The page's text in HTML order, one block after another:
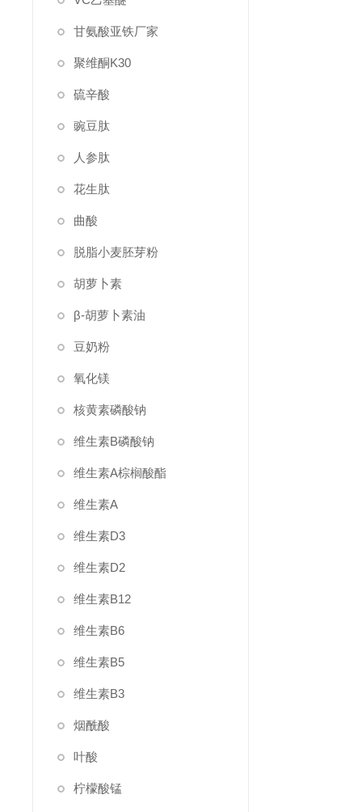
甘氨酸亚铁厂家
聚维酮K30
硫辛酸
豌豆肽
人参肽
花生肽
曲酸
脱脂小麦胚芽粉
胡萝卜素
β-胡萝卜素油
豆奶粉
氧化镁
核黄素磷酸钠
维生素B磷酸钠
维生素A棕榈酸酯
维生素A
维生素D3
维生素D2
维生素B12
维生素B6
维生素B5
维生素B3
烟酰酸
叶酸
柠檬酸锰